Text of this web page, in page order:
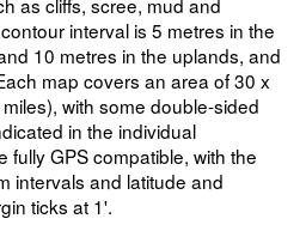
interval is 5 metres in the
10 metres in the uplands, and
map covers an area of 30 x
with some double-sided
in the individual
fully GPS compatible, with the
intervals and latitude and
ticks at 1'.